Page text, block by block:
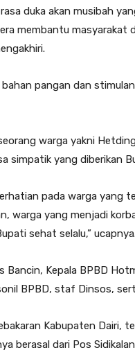
duka akan musibah
membantu masyarakat
pangan dan
warga yakni
simpatik yang diberikan
pada warga yang
warga yang menjadi
sehat selalu,” ucapnya.
Bancin, Kepala BPBD
BPBD, staf Dinsos,
Kabupaten Dairi,
berasal dari Pos